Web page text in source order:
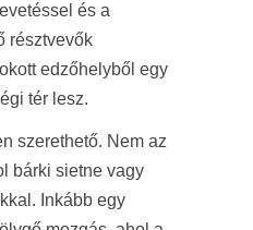
és a
résztvevők
edzőhelyből egy
tér lesz.
szerethető. Nem az
bárki sietne vagy
Inkább egy